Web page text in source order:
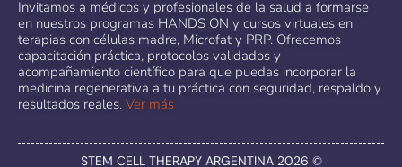
Invitamos a médicos y profesionales de la salud a formarse
en nuestros programas HANDS ON y cursos virtuales en
terapias con células madre, Microfat y PRP. Ofrecemos
capacitación práctica, protocolos validados y
acompañamiento científico para que puedas incorporar la
medicina regenerativa a tu práctica con seguridad, respaldo y
resultados reales. Ver más
STEM CELL THERAPY ARGENTINA 2026 ©